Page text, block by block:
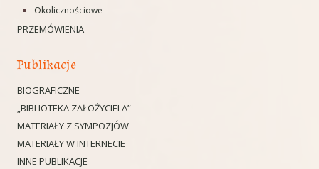
Okolicznościowe
PRZEMÓWIENIA
Publikacje
BIOGRAFICZNE
„BIBLIOTEKA ZAŁOŻYCIELA”
MATERIAŁY Z SYMPOZJÓW
MATERIAŁY W INTERNECIE
INNE PUBLIKACJE